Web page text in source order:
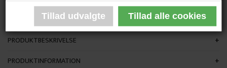
Indrammet
PRODUKTBESKRIVELSE
PRODUKTINFORMATION